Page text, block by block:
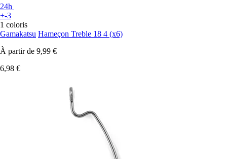
24h
+-3
1 coloris
Gamakatsu Hameçon Treble 18 4 (x6)
À partir de 9,99 €
6,98 €